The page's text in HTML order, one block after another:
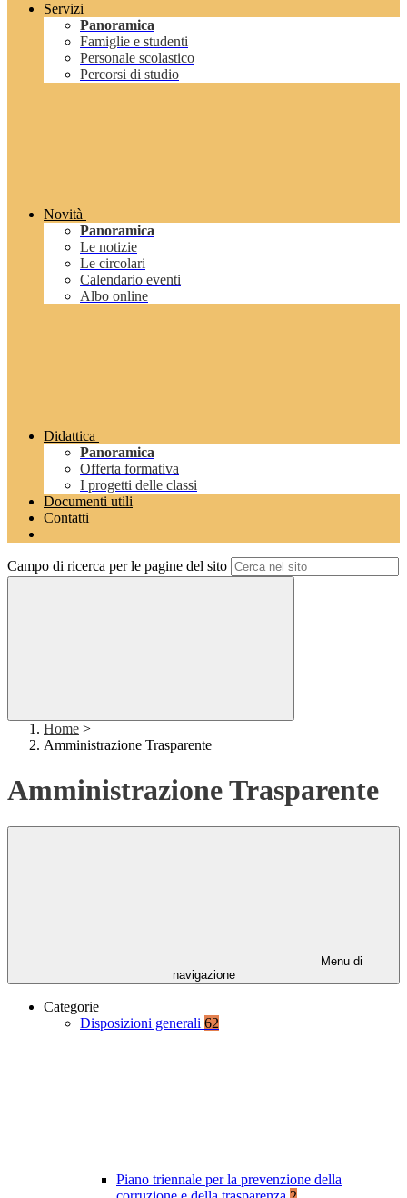
Servizi
Panoramica
Famiglie e studenti
Personale scolastico
Percorsi di studio
Novità
Panoramica
Le notizie
Le circolari
Calendario eventi
Albo online
Didattica
Panoramica
Offerta formativa
I progetti delle classi
Documenti utili
Contatti
Campo di ricerca per le pagine del sito
Home >
Amministrazione Trasparente
Amministrazione Trasparente
Menu di
navigazione
Categorie
Disposizioni generali 62
Piano triennale per la prevenzione della